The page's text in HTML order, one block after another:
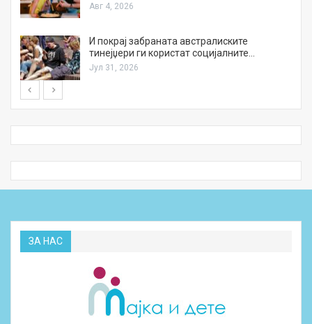
Авг 4, 2026
И покрај забраната австралиските
тинејџери ги користат социјалните…
Јул 31, 2026
ЗА НАС